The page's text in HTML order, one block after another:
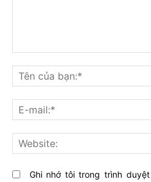
nghĩ
gì
về
bài
viết
này?
Ghi nhớ tôi trong trình